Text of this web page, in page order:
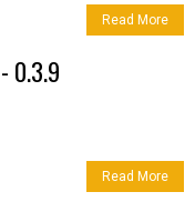
Read More
- 0.3.9
Read More